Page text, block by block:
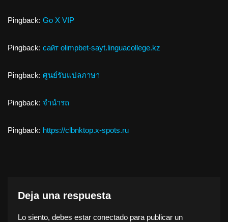
Pingback: Go X VIP
Pingback: сайт olimpbet-sayt.linguacollege.kz
Pingback: ศูนย์รับแปลภาษา
Pingback: จำนำรถ
Pingback: https://clbnktop.x-spots.ru
Deja una respuesta
Lo siento, debes estar conectado para publicar un